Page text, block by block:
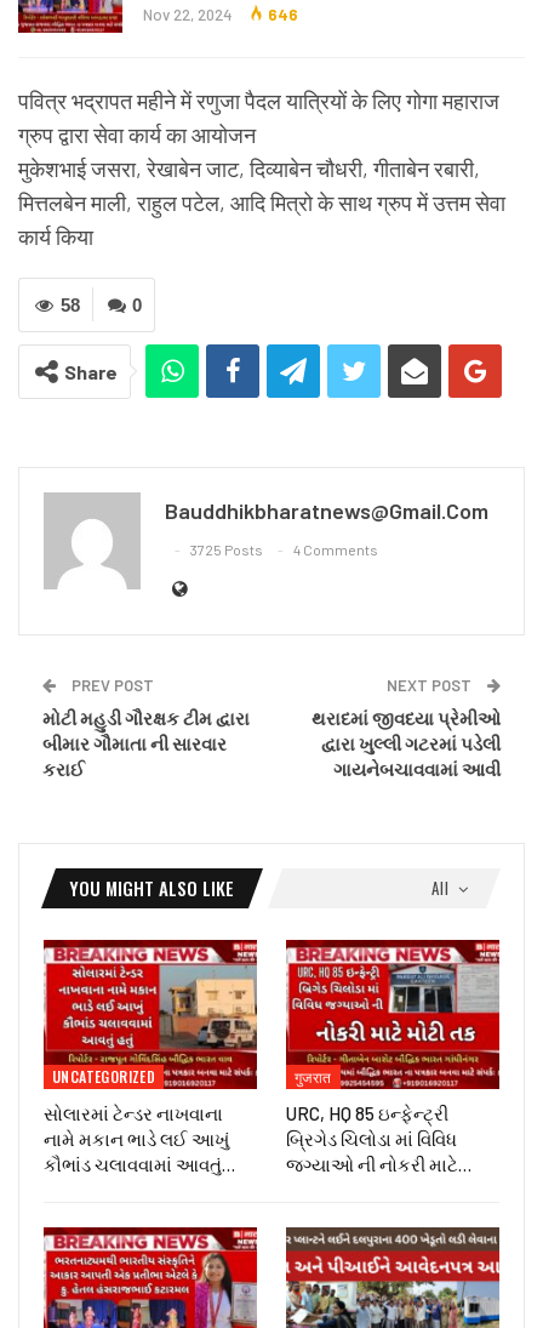
Nov 22, 2024 646
पवित्र भद्रापत महीने में रणुजा पैदल यात्रियों के लिए गोगा महाराज
ग्रुप द्वारा सेवा कार्य का आयोजन
मुकेशभाई जसरा, रेखाबेन जाट, दिव्याबेन चौधरी, गीताबेन रबारी,
मित्तलबेन माली, राहुल पटेल, आदि मित्रो के साथ ग्रुप में उत्तम सेवा
कार्य किया
0
58
Share
Bauddhikbharatnews@gmail.com
3725 Posts 4 Comments
PREV POST
મોટી મહુડી ગૌરક્ષક ટીમ દ્વારા
બીમાર ગૌમાતા ની સારવાર
કરાઈ
NEXT POST
થરાદમાં જીવદયા પ્રેમીઓ
દ્વારા ખુલ્લી ગટરમાં પડેલી
ગાયનેબચાવવામાં આવી
All
YOU MIGHT ALSO LIKE
UNCATEGORIZED
સોલારમાં ટેન્ડર નાખવાના
નામે મકાન ભાડે લઈ આખું
કૌભાંડ ચલાવવામાં આવતું…
गुजरात
URC, HQ 85 ઇન્ફેન્ટ્રી
બ્રિગેડ ચિલોડા માં વિવિધ
જગ્યાઓ ની નોકરી માટે…